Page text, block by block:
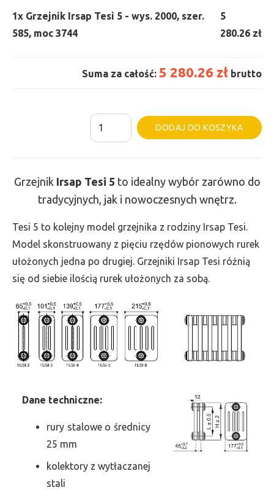
1x Grzejnik Irsap Tesi 5 - wys. 2000, szer.
585, moc 3744
5
280.26 zł
Suma za całość: 5 280.26 zł brutto
ilość
Grzejnik
-
wys.
2000,
szer.
585,
3744
DODAJ DO KOSZYKA
Grzejnik Irsap Tesi 5 to idealny wybór zarówno do
tradycyjnych, jak i nowoczesnych wnętrz.
Tesi 5 to kolejny model grzejnika z rodziny Irsap Tesi.
Model skonstruowany z pięciu rzędów pionowych rurek
ułożonych jedna po drugiej. Grzejniki Irsap Tesi różnią
się od siebie ilością rurek ułożonych za sobą.
Dane techniczne:
rury stalowe o średnicy
25 mm
kolektory z wytłaczanej
stali